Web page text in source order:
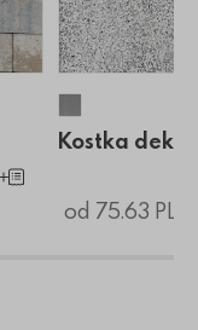
Rossano
Rossano
Rossano
Rossano
Dodaj do koszyka
Kostka
Kostka
od 75.63 PLN